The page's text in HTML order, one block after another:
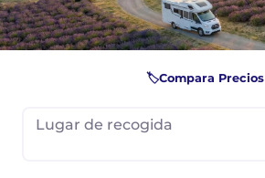
🏷️Compara Precios
Lugar de recogida